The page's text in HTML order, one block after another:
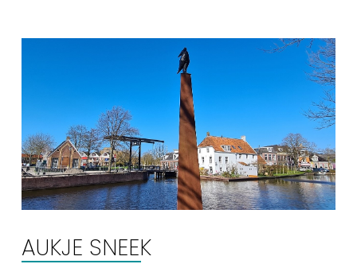
Winkelen, uitgaan en doen
Eten, drinken & uitgaan
Watersport
Winkelen
AUKJE SNEEK